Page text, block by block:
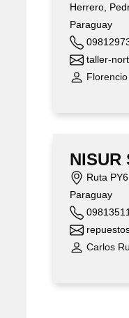
Herrero,
Paraguay
taller-
NISUR
Ruta
Paraguay
Carlos